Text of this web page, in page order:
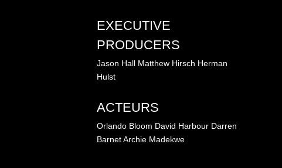
EXECUTIVE
PRODUCERS
Jason Hall Matthew Hirsch Herman
Hulst
ACTEURS
Orlando Bloom David Harbour Darren
Barnet Archie Madekwe